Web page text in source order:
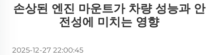
손상된 엔진 마운트가 차량 성능과 안
전성에 미치는 영향
2025-12-27 22:00:45